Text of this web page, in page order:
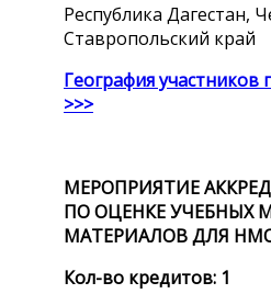
Республика Дагестан,
Ставропольский
География участников
>>>
МЕРОПРИЯТИЕ
ПО ОЦЕНКЕ УЧЕБНЫХ
МАТЕРИАЛОВ ДЛЯ
Кол-во кредитов: 1